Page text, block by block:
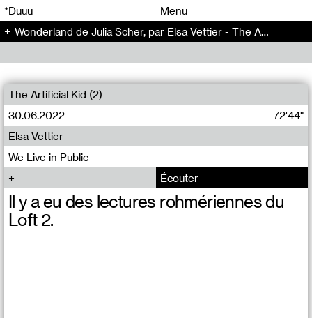
*Duuu
Menu
Wonderland de Julia Scher, par Elsa Vettier - The Artificial Kid (14)
The Artificial Kid (2)
30.06.2022
72'44"
We Live in Public
Elsa Vettier
Écouter
Il y a eu des lectures rohmériennes du
Loft 2.
00 00
00 00